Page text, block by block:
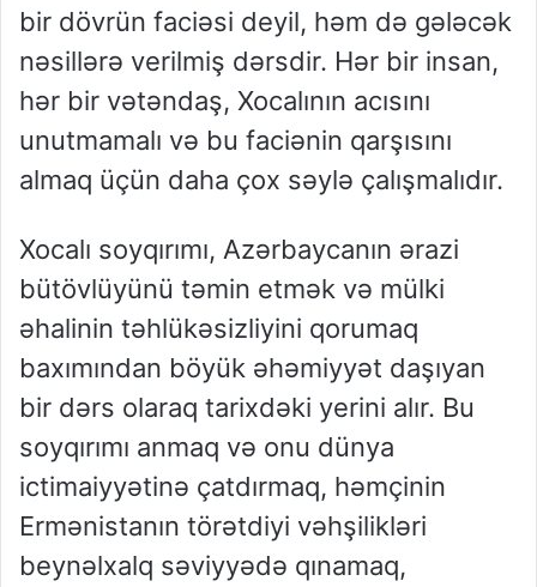
bir dövrün faciəsi deyil, həm də gələcək
nəsillərə verilmiş dərsdir. Hər bir insan,
hər bir vətəndaş, Xocalının acısını
unutmamalı və bu faciənin qarşısını
almaq üçün daha çox səylə çalışmalıdır.
Xocalı soyqırımı, Azərbaycanın ərazi
bütövlüyünü təmin etmək və mülki
əhalinin təhlükəsizliyini qorumaq
baxımından böyük əhəmiyyət daşıyan
bir dərs olaraq tarixdəki yerini alır. Bu
soyqırımı anmaq və onu dünya
ictimaiyyətinə çatdırmaq, həmçinin
Ermənistanın törətdiyi vəhşilikləri
beynəlxalq səviyyədə qınamaq,